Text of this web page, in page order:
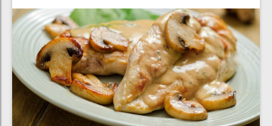
Περιορίστε τα αποτελέσματα αναζήτησης επιλέγοντας
κατηγορίες: